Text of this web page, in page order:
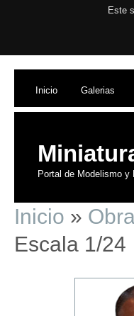
Este
Inicio Galerias
Portal de Modelismo
Inicio »
Escala 1/24